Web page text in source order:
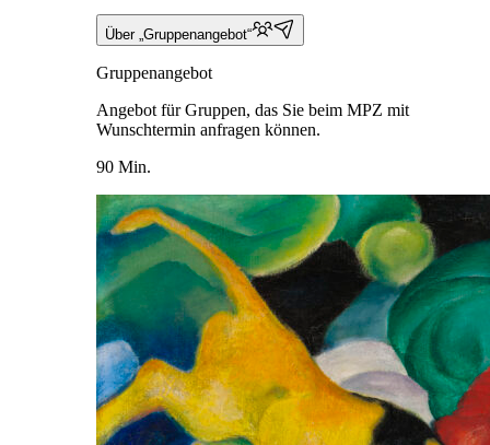
Über „Gruppenangebot“
Gruppenangebot
Angebot für Gruppen, das Sie beim MPZ mit
Wunschtermin anfragen können.
90 Min.